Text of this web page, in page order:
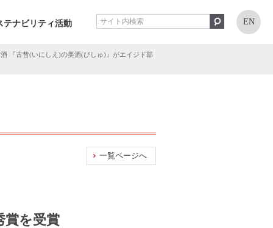
テナビリティ活動 EN
『古昔(いにしえ)の美酒(びしゅ)』がエイジド部
一覧ページへ
賞を受賞